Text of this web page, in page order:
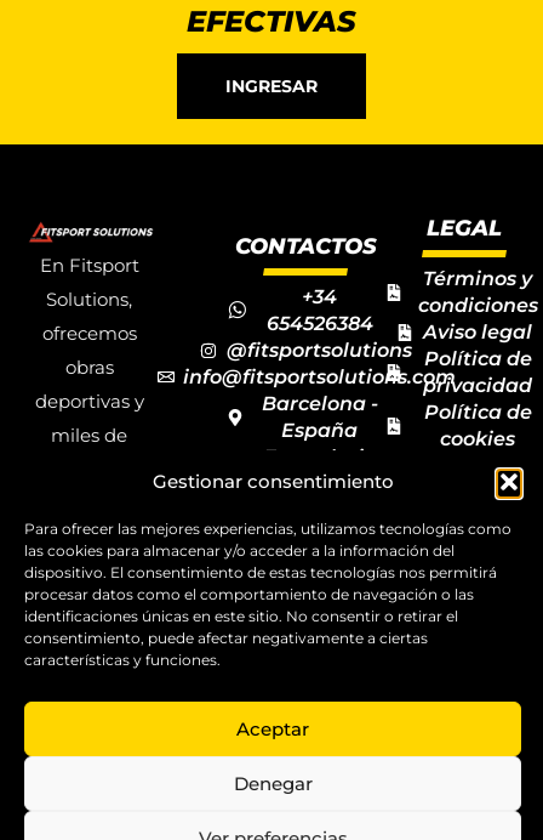
Gestionar consentimiento
Para ofrecer las mejores experiencias, utilizamos tecnologías como
las cookies para almacenar y/o acceder a la información del
dispositivo. El consentimiento de estas tecnologías nos permitirá
procesar datos como el comportamiento de navegación o las
identificaciones únicas en este sitio. No consentir o retirar el
consentimiento, puede afectar negativamente a ciertas
características y funciones.
Aceptar
Denegar
EFECTIVAS
INGRESAR
En Fitsport
Solutions,
ofrecemos
obras
deportivas y
miles de
deportivos
para todas las
disciplinas,
garantizando
la calidad y el
servicio.
Copyright ©
Solutions
CONTACTOS
+34
654526384
@fitsportsolutions
info@fitsportsolutions.com
Barcelona -
España
Formulario
de contacto
LEGAL
Términos y
condiciones
Aviso legal
Política de
privacidad
Política de
cookies
Mapa del